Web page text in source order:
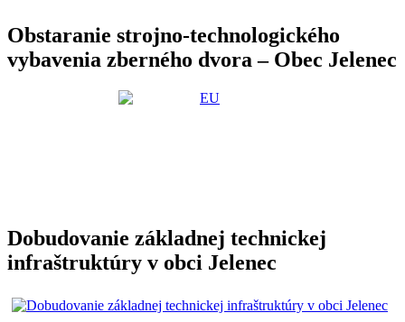
Obstaranie strojno-technologického
vybavenia zberného dvora – Obec Jelenec
Dobudovanie základnej technickej
infraštruktúry v obci Jelenec